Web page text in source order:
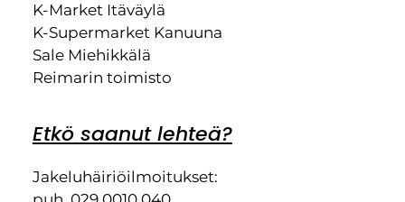
K-Market Itäväylä
K-Supermarket Kanuuna
Sale Miehikkälä
Reimarin toimisto
Etkö saanut lehteä?
Jakeluhäiriöilmoitukset: